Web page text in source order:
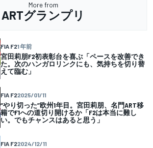
More from
ARTグランプリ
FIA F21 年前
宮田莉朋F2初表彰台を喜ぶ「ペースを改善でき
た。次のハンガロリンクにも、気持ちを切り替
えて臨む」
FIA F22025/01/11
“やり切った”欧州1年目。宮田莉朋、名門ART移
籍でF1への道切り開けるか「F2は本当に難し
い。でもチャンスはあると思う」
FIA F22024/12/11